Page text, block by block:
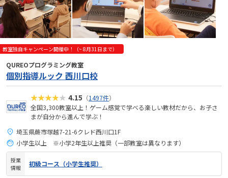
教室独自キャンペーン開催中！（~ 8月31日まで）
QUREOプログラミング教室
個別指導ルック 西川口校
★★★★★ 4.15 （1497件）
全国3,300教室以上！ゲーム感覚で学べる楽しい教材だから、お子さ
まが自分から進んで学ぶ！
埼玉県蕨市塚越7-21-6クレド西川口1F
小学生以上 ※小学2年生以上推奨（一部教室は異なります）
授業
情報
初級コース（小学生推奨）